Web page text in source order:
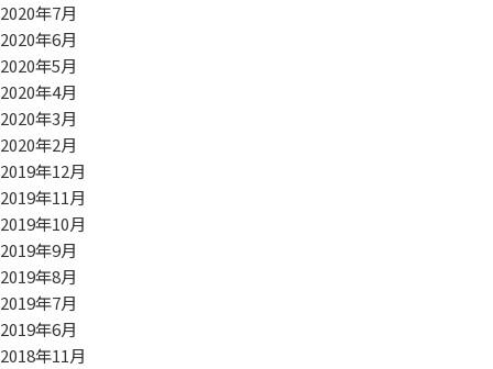
2020年7月
2020年6月
2020年5月
2020年4月
2020年3月
2020年2月
2019年12月
2019年11月
2019年10月
2019年9月
2019年8月
2019年7月
2019年6月
2018年11月